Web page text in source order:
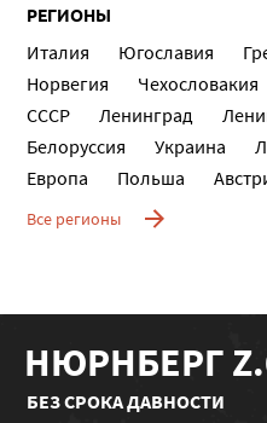
РЕГИОНЫ
Италия Югославия
Норвегия
Чехословакия
СССР
Ленинград
Белоруссия
Украина
Европа
Польша
Все регионы
НЮРНБЕРГ
БЕЗ СРОКА ДАВНОСТИ